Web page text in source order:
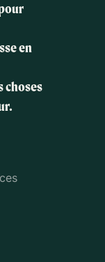
en
choses